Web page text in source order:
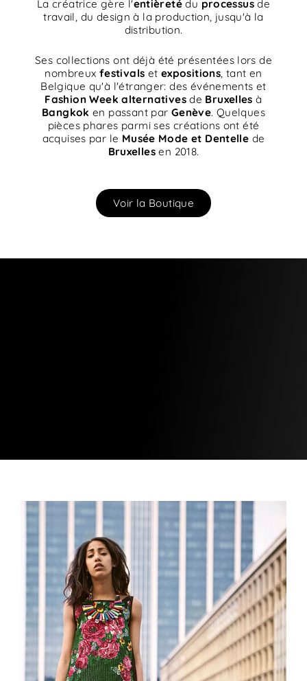
La créatrice gère l'entièretédu processusde
travail, du design à la production, jusqu'à la
distribution.
Ses collections ont déjà été présentées lors de
nombreux festivals et expositions, tant en
Belgique qu'à l'étranger: des événements et
Fashion Week alternativesde Bruxelles à
Bangkok en passant par Genève. Quelques
pièces phares parmi ses créations ont été
acquises par le Musée Mode et Dentelle de
Bruxelles en 2018.
Voir la Boutique